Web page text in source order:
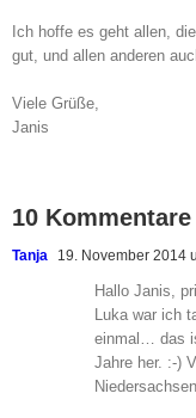
Ich hoffe es geht allen,
gut, und allen anderen
Viele Grüße,
Janis
10 Kommentare
Tanja 19. November 2014
Hallo Janis,
Luka war ich
einmal… das
Jahre her. :-)